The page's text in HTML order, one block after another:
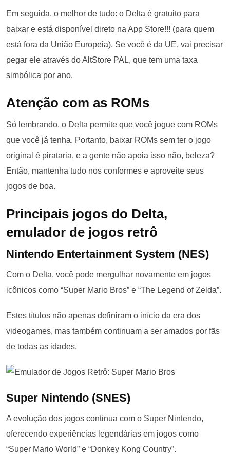
Em seguida, o melhor de tudo: o Delta é gratuito para
baixar e está disponível direto na App Store!!! (para quem
está fora da União Europeia). Se você é da UE, vai precisar
pegar ele através do AltStore PAL, que tem uma taxa
simbólica por ano.
Atenção com as ROMs
Só lembrando, o Delta permite que você jogue com ROMs
que você já tenha. Portanto, baixar ROMs sem ter o jogo
original é pirataria, e a gente não apoia isso não, beleza?
Então, mantenha tudo nos conformes e aproveite seus
jogos de boa.
Principais jogos do Delta,
emulador de jogos retrô
Nintendo Entertainment System (NES)
Com o Delta, você pode mergulhar novamente em jogos
icônicos como “Super Mario Bros” e “The Legend of Zelda”.
Estes títulos não apenas definiram o início da era dos
videogames, mas também continuam a ser amados por fãs
de todas as idades.
Super Nintendo (SNES)
A evolução dos jogos continua com o Super Nintendo,
oferecendo experiências legendárias em jogos como
“Super Mario World” e “Donkey Kong Country”.